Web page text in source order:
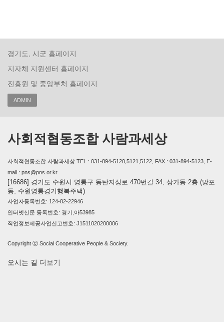
경기도, 시군 홈페이지
지자체 지원센터 홈페이지
진흥원 및 중앙부처 홈페이지
ADMIN
사회적협동조합 사람과세상
사회적협동조합 사람과세상 TEL : 031-894-5120,5121,5122, FAX : 031-894-5123, E-
mail : pns@pns.or.kr
[16686] 경기도 수원시 영통구 동탄지성로 470번길 34, 상가동 2층 (망포
동, 수원영통경기행복주택)
사업자등록번호: 124-82-22946
인터넷신문 등록번호: 경기,아53985
직업정보제공사업신고번호: J1511020200006
Copyright ⓒ Social Cooperative People & Society.
오시는 길 더보기